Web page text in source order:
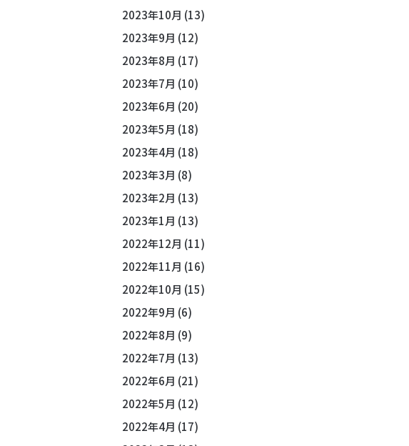
2023年10月 (13)
2023年9月 (12)
2023年8月 (17)
2023年7月 (10)
2023年6月 (20)
2023年5月 (18)
2023年4月 (18)
2023年3月 (8)
2023年2月 (13)
2023年1月 (13)
2022年12月 (11)
2022年11月 (16)
2022年10月 (15)
2022年9月 (6)
2022年8月 (9)
2022年7月 (13)
2022年6月 (21)
2022年5月 (12)
2022年4月 (17)